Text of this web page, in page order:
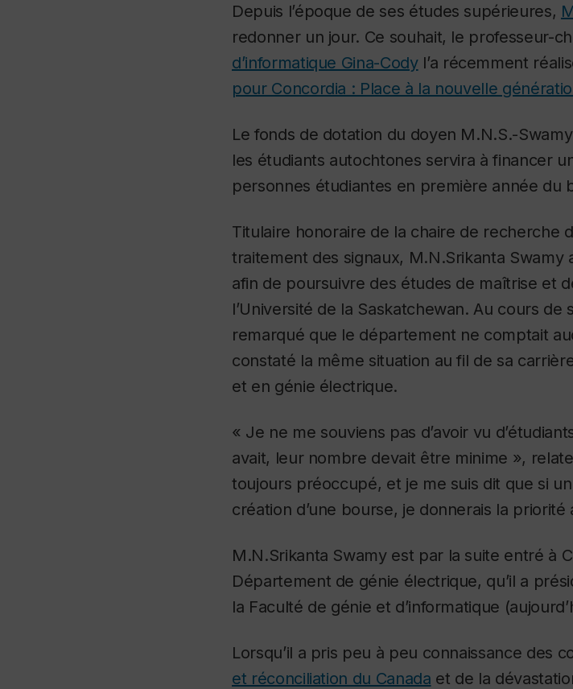
Depuis l’époque de ses études supérieures,
redonner un jour. Ce souhait, le professeur-
d’informatique Gina-Codyl’a récemment
pour Concordia : Place à la nouvelle
Le fonds de dotation du doyen M.N.S.-
les étudiants autochtones servira à financer
personnes étudiantes en première année du
Titulaire honoraire de la chaire de recherche
traitement des signaux, M.N.Srikanta Swamy
afin de poursuivre des études de maîtrise et
l’Université de la Saskatchewan. Au cours de
remarqué que le département ne comptait
constaté la même situation au fil de sa
et en génie électrique.
« Je ne me souviens pas d’avoir vu
avait, leur nombre devait être minime »,
toujours préoccupé, et je me suis dit que si
création d’une bourse, je donnerais la
M.N.Srikanta Swamy est par la suite entré à
Département de génie électrique, qu’il a
la Faculté de génie et d’informatique
Lorsqu’il a pris peu à peu connaissance des
et réconciliation du Canada et de la